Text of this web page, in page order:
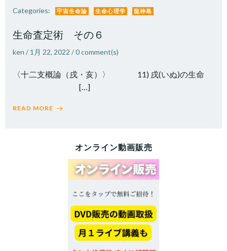
Categories: 宇宙生命論 生命心理学 龍神島
生命査定術 その６
ken / 1月 22, 2022 /0comment(s)
〈十二支概論（戌・亥）〉 11) 戌(いぬ)の生命
[…]
READ MORE
オンライン動画販売